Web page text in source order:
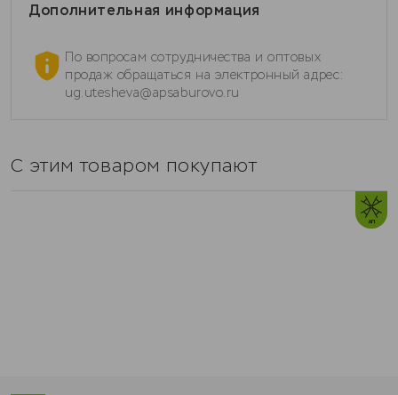
Дополнительная информация
По вопросам сотрудничества и оптовых
продаж обращаться на электронный адрес:
ug.utesheva@apsaburovo.ru
С этим товаром покупают